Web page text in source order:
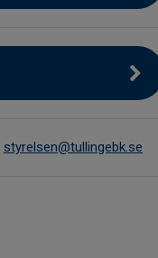
styrelsen@tullingebk.se